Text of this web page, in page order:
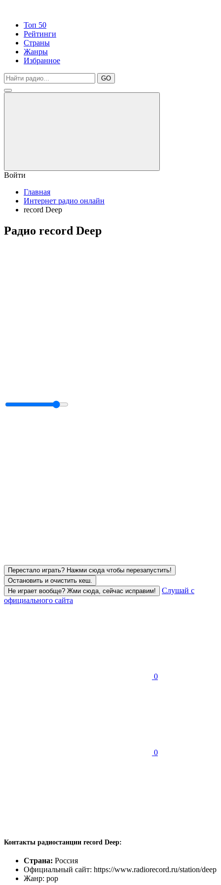
Топ 50
Рейтинги
Страны
Жанры
Избранное
GO
Войти
Главная
Интернет радио онлайн
record Deep
Радио record Deep
Перестало играть? Нажми сюда чтобы перезапустить!
Остановить и очистить кеш.
Не играет вообще? Жми сюда, сейчас исправим!
Слушай с
официального сайта
0
0
Контакты радиостанции record Deep:
Страна: Россия
Официальный сайт: https://www.radiorecord.ru/station/deep
Жанр: pop